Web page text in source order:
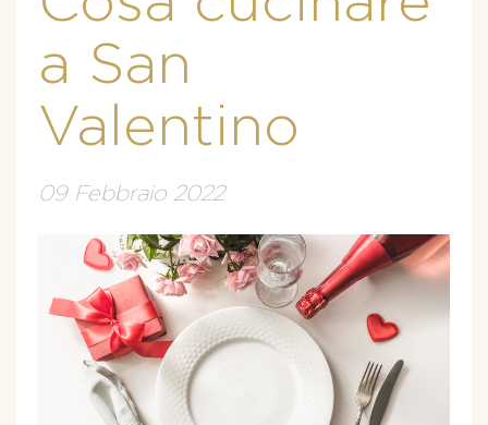
a San
Valentino
09 Febbraio 2022